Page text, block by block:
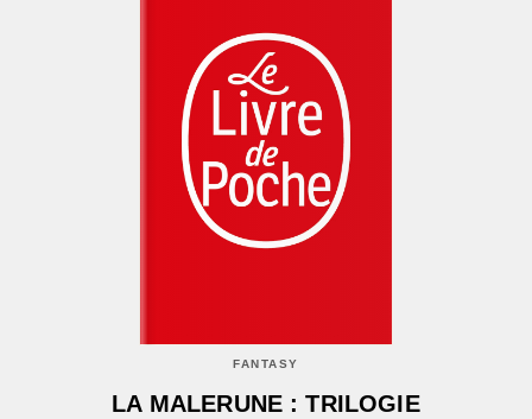
FANTASY
LA MALERUNE : TRILOGIE